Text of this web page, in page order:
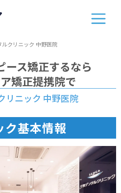
ルクリニック 中野医院
ース矯正するなら
矯正提携院で
リニック 中野医院
ク基本情報